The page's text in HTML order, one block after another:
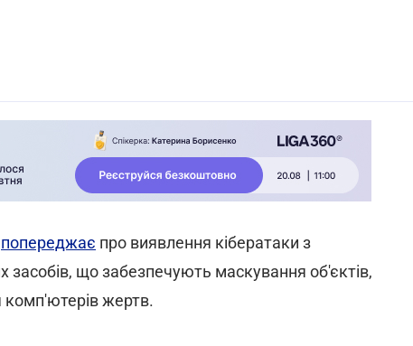
попереджає про виявлення кібератаки з
що забезпечують маскування об'єктів,
комп'ютерів жертв.